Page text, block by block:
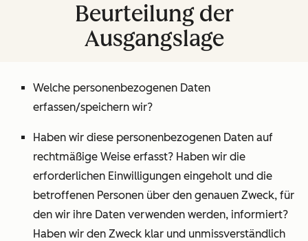
Beurteilung der
Ausgangslage
Welche personenbezogenen Daten
erfassen/speichern wir?
Haben wir diese personenbezogenen Daten auf
rechtmäßige Weise erfasst? Haben wir die
erforderlichen Einwilligungen eingeholt und die
betroffenen Personen über den genauen Zweck, für
den wir ihre Daten verwenden werden, informiert?
Haben wir den Zweck klar und unmissverständlich